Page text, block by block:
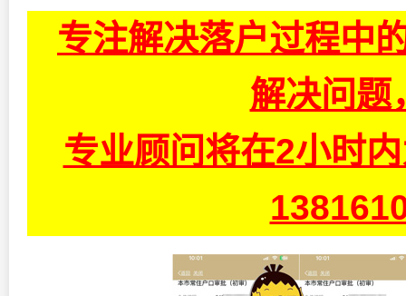
专注解决落户过程中
解决问题
专业顾问将在2小时